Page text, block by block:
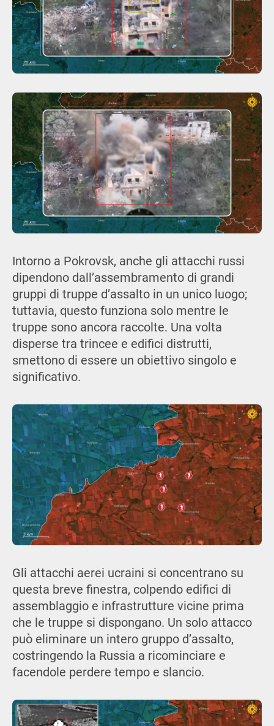
Intorno a Pokrovsk, anche gli attacchi russi
dipendono dall’assembramento di grandi
gruppi di truppe d’assalto in un unico luogo;
tuttavia, questo funziona solo mentre le
truppe sono ancora raccolte. Una volta
disperse tra trincee e edifici distrutti,
smettono di essere un obiettivo singolo e
significativo.
Gli attacchi aerei ucraini si concentrano su
questa breve finestra, colpendo edifici di
assemblaggio e infrastrutture vicine prima
che le truppe si dispongano. Un solo attacco
può eliminare un intero gruppo d’assalto,
costringendo la Russia a ricominciare e
facendole perdere tempo e slancio.